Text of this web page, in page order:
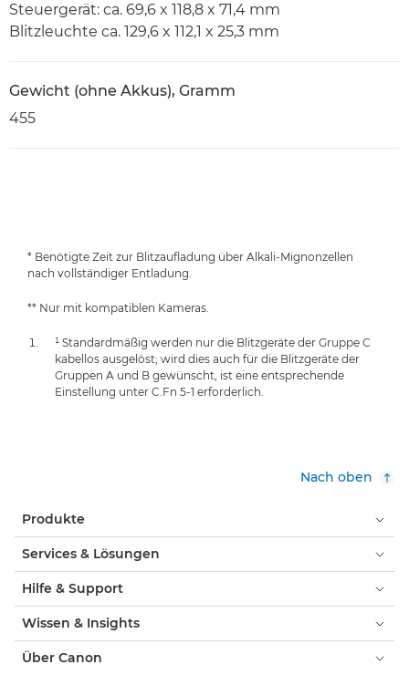
Steuergerät: ca. 69,6 x 118,8 x 71,4 mm
Blitzleuchte ca. 129,6 x 112,1 x 25,3 mm
Gewicht (ohne Akkus), Gramm
455
* Benötigte Zeit zur Blitzaufladung über Alkali-Mignonzellen
nach vollständiger Entladung.
** Nur mit kompatiblen Kameras.
¹ Standardmäßig werden nur die Blitzgeräte der Gruppe C
kabellos ausgelöst; wird dies auch für die Blitzgeräte der
Gruppen A und B gewünscht, ist eine entsprechende
Einstellung unter C.Fn 5-1 erforderlich.
Nach oben
Produkte
Services & Lösungen
Hilfe & Support
Wissen & Insights
Über Canon